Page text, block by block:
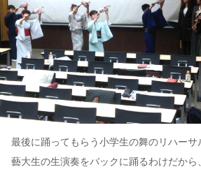
最後に踊ってもらう小学生の舞のリハーサ
藝大生の生演奏をバックに踊るわけだから